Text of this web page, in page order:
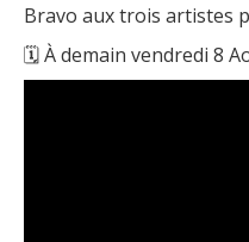
Bravo aux trois artistes
🗓️ À demain vendredi 8